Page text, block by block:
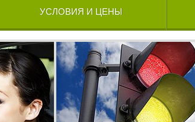
УСЛОВИЯ И ЦЕНЫ